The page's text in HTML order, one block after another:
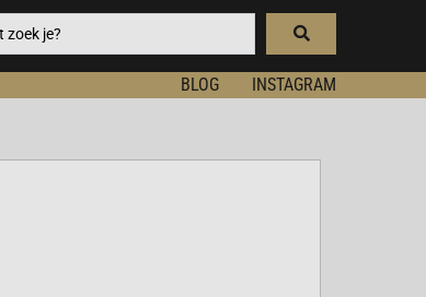
BLOG INSTAGRAM